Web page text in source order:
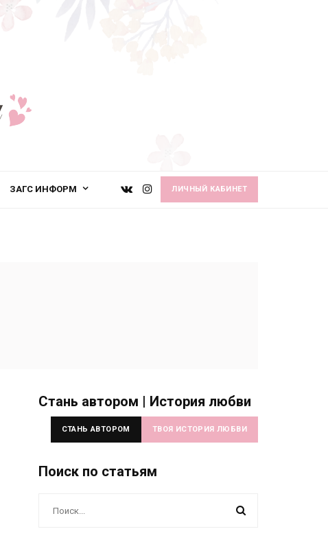
ЗАГС ИНФОРМ ЛИЧНЫЙ КАБИНЕТ
Стань автором | История любви
ТВОЯ ИСТОРИЯ ЛЮБВИ
СТАНЬ АВТОРОМ
Поиск по статьям